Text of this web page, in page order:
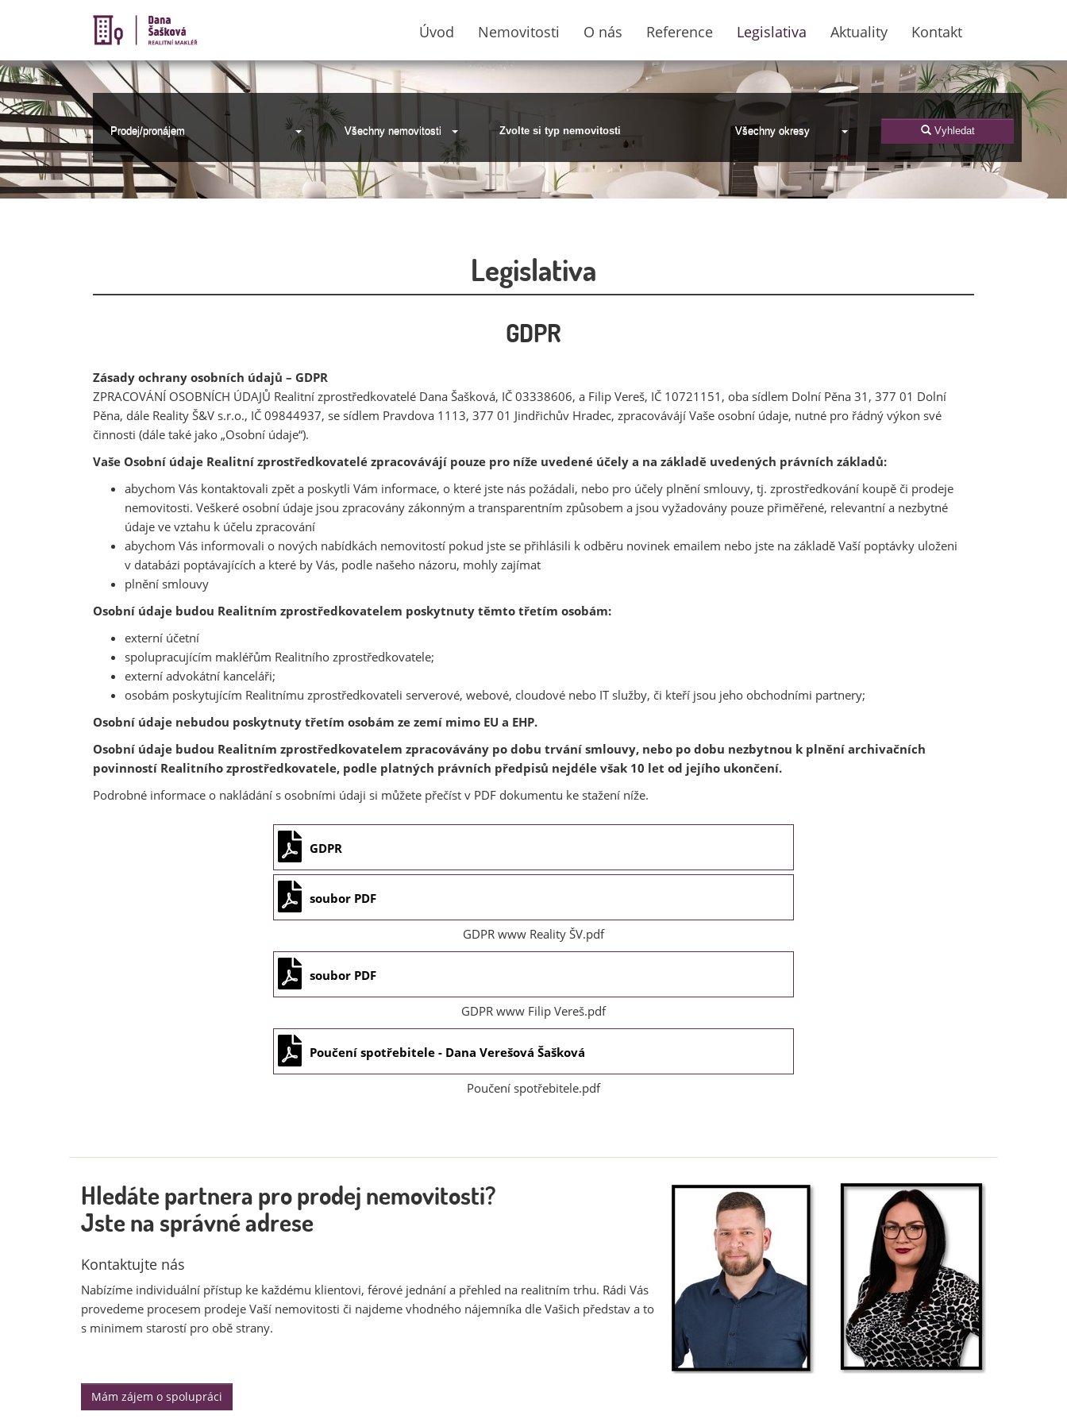
Úvod Nemovitosti O nás Reference Legislativa Aktuality Kontakt
Prodej/pronájem Všechny nemovitosti Zvolte si typ nemovitosti Všechny okresy Vyhledat
Legislativa
GDPR
Zásady ochrany osobních údajů – GDPR
ZPRACOVÁNÍ OSOBNÍCH ÚDAJŮ Realitní zprostředkovatelé Dana Šašková, IČ 03338606, a Filip Vereš, IČ 10721151, oba sídlem Dolní Pěna 31, 377 01 Dolní
Pěna, dále Reality Š&V s.r.o., IČ 09844937, se sídlem Pravdova 1113, 377 01 Jindřichův Hradec, zpracovávájí Vaše osobní údaje, nutné pro řádný výkon své
činnosti (dále také jako „Osobní údaje“).
Vaše Osobní údaje Realitní zprostředkovatelé zpracovávájí pouze pro níže uvedené účely a na základě uvedených právních základů:
abychom Vás kontaktovali zpět a poskytli Vám informace, o které jste nás požádali, nebo pro účely plnění smlouvy, tj. zprostředkování koupě či prodeje
nemovitosti. Veškeré osobní údaje jsou zpracovány zákonným a transparentním způsobem a jsou vyžadovány pouze přiměřené, relevantní a nezbytné
údaje ve vztahu k účelu zpracování
abychom Vás informovali o nových nabídkách nemovitostí pokud jste se přihlásili k odběru novinek emailem nebo jste na základě Vaší poptávky uloženi
v databázi poptávajících a které by Vás, podle našeho názoru, mohly zajímat
plnění smlouvy
Osobní údaje budou Realitním zprostředkovatelem poskytnuty těmto třetím osobám:
externí účetní
spolupracujícím makléřům Realitního zprostředkovatele;
externí advokátní kanceláři;
osobám poskytujícím Realitnímu zprostředkovateli serverové, webové, cloudové nebo IT služby, či kteří jsou jeho obchodními partnery;
Osobní údaje nebudou poskytnuty třetím osobám ze zemí mimo EU a EHP.
Osobní údaje budou Realitním zprostředkovatelem zpracovávány po dobu trvání smlouvy, nebo po dobu nezbytnou k plnění archivačních
povinností Realitního zprostředkovatele, podle platných právních předpisů nejdéle však 10 let od jejího ukončení.
Podrobné informace o nakládání s osobními údaji si můžete přečíst v PDF dokumentu ke stažení níže.
GDPR
soubor PDF
GDPR www Reality ŠV.pdf
soubor PDF
GDPR www Filip Vereš.pdf
Poučení spotřebitele - Dana Verešová Šašková
Poučení spotřebitele.pdf
Hledáte partnera pro prodej nemovitosti?
Jste na správné adrese
Kontaktujte nás
Nabízíme individuální přístup ke každému klientovi, férové jednání a přehled na realitním trhu. Rádi Vás
provedeme procesem prodeje Vaší nemovitosti či najdeme vhodného nájemníka dle Vašich představ a to
s minimem starostí pro obě strany.
Mám zájem o spolupráci